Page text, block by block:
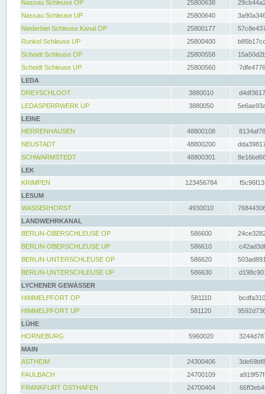
Nassau Schleuse OP
25800638
Nassau Schleuse UP
25800640
Niederbiel Schleuse Kanal OP
25800177
Runkel Schleuse UP
25800400
Scheidt Schleuse OP
25800558
Scheidt Schleuse UP
25800560
LEDA
DREYSCHLOOT
3880010
LEDASPERRWERK UP
3880050
LEINE
HERRENHAUSEN
48800108
NEUSTADT
48800200
SCHWARMSTEDT
48800301
LEK
KRIMPEN
123456784
LESUM
WASSERHORST
4930010
LANDWEHRKANAL
BERLIN-OBERSCHLEUSE OP
586600
BERLIN-OBERSCHLEUSE UP
586610
BERLIN-UNTERSCHLEUSE OP
586620
BERLIN-UNTERSCHLEUSE UP
586630
LYCHENER GEWÄSSER
HIMMELPFORT OP
581110
HIMMELPFORT UP
581120
LÜHE
HORNEBURG
5960020
MAIN
ASTHEIM
24300406
FAULBACH
24700109
FRANKFURT OSTHAFEN
24700404